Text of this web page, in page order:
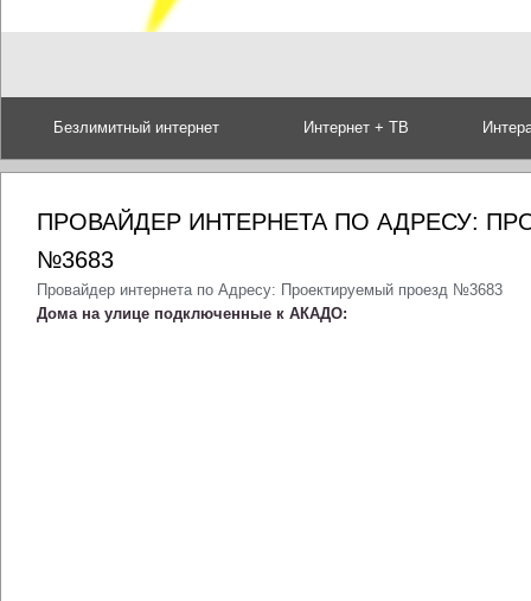
Безлимитный интернет Интернет + ТВ
ПРОВАЙДЕР ИНТЕРНЕТА ПО АДРЕСУ:
№3683
Провайдер интернета по Адресу: Проектируемый проезд №3683
Дома на улице подключенные к АКАДО: